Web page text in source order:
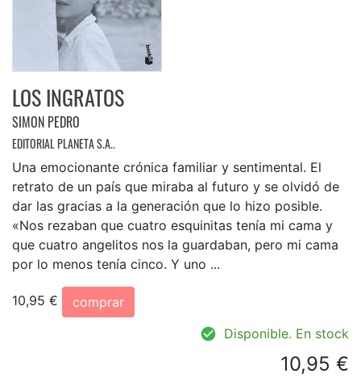
LOS INGRATOS
SIMON PEDRO
EDITORIAL PLANETA S.A..
Una emocionante crónica familiar y sentimental. El
retrato de un país que miraba al futuro y se olvidó de
dar las gracias a la generación que lo hizo posible.
«Nos rezaban que cuatro esquinitas tenía mi cama y
que cuatro angelitos nos la guardaban, pero mi cama
por lo menos tenía cinco. Y uno ...
10,95 €
comprar
Disponible. En stock
10,95 €